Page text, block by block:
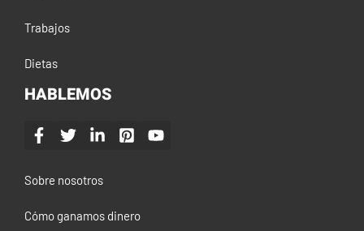
Trabajos
Dietas
HABLEMOS
Sobre nosotros
Cómo ganamos dinero